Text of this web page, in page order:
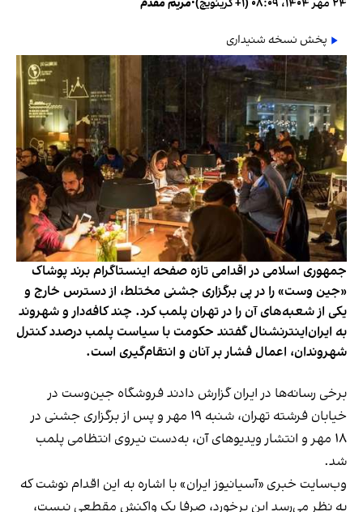
۲۴ مهر ۱۴۰۴، ۰۸:۰۹ (‎+۱ گرینویچ) •مریم مقدم
پخش نسخه شنیداری
جمهوری اسلامی در اقدامی تازه صفحه اینستاگرام برند پوشاک
«جین وست» را در پی برگزاری جشنی مختلط، از دسترس خارج و
یکی از شعبه‌های آن را در تهران پلمب کرد. چند کافه‌‌دار و شهروند
به ایران‌اینترنشنال گفتند حکومت با سیاست پلمب درصدد کنترل
شهروندان، اعمال فشار بر آنان و انتقام‌گیری است.
برخی رسانه‌ها در ایران گزارش دادند فروشگاه جین‌وست در
خیابان فرشته تهران، شنبه ۱۹ مهر و پس از برگزاری جشنی در
۱۸ مهر و انتشار ویدیوهای آن، به‌دست نیروی انتظامی پلمب
شد.
وب‌سایت خبری «آسیانیوز ایران» با اشاره به این اقدام نوشت که
به نظر می‌رسد این برخورد، صرفا یک واکنش مقطعی نیست،